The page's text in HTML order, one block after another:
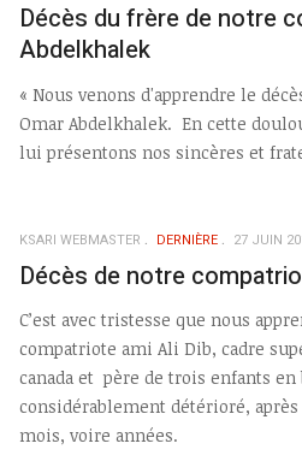
Décès du frère de notre
Abdelkhalek
« Nous venons d'apprendre le
Omar Abdelkhalek. En cette
lui présentons nos sincères et
KSARI WEBMASTER DERNIÈRE 27 JUIN
Décès de notre
C’est avec tristesse que nous
compatriote ami Ali Dib, cadre
canada et père de trois enfants en
considérablement détérioré,
mois, voire années.